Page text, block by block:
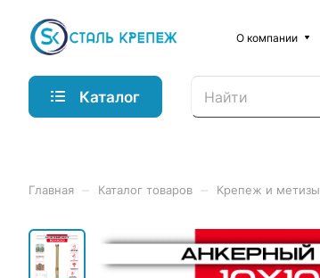
О компании
Каталог
Главная Каталог товаров Крепеж и метизы